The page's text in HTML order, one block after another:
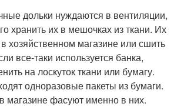
дольки нуждаются в вентиляции,
хранить их в мешочках из ткани. Их
хозяйственном магазине или сшить
все-таки используется банка,
на лоскуток ткани или бумагу.
одноразовые пакеты из бумаги.
магазине фасуют именно в них.